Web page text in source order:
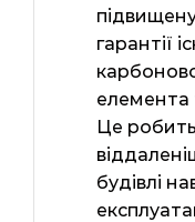
гарантії
елемента
Це
будівлі